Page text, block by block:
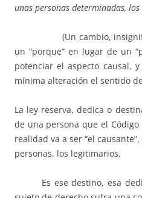
unas personas determinadas,
(Un cambio,
un “porque” en lugar de un
potenciar el aspecto causal,
mínima alteración el sentido
La ley reserva, dedica o
de una persona que el
realidad va a ser “el
personas, los legitimarios.
Es ese destino, esa